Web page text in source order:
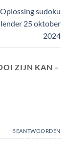
Oplossing sudoku
25 oktober
2024
ZIJN KAN –
BEANTWOORDEN